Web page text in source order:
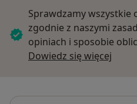
Sprawdzamy wszystkie
zgodnie z naszymi
opiniach i sposobie
Dowiedz się więcej